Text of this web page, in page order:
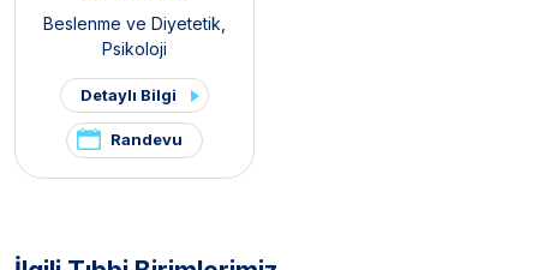
Beslenme ve Diyetetik,
Psikoloji
Detaylı Bilgi
Randevu